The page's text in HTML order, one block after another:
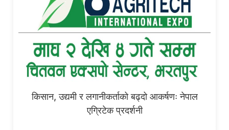
किसान, उद्यमी र लगानीकर्ताको बढ्दो आकर्षणः नेपाल
एग्रिटेक प्रदर्शनी